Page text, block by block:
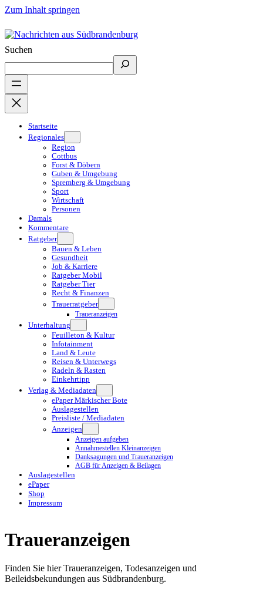
Zum Inhalt springen
Suchen
Startseite
Regionales
Region
Cottbus
Forst & Döbern
Guben & Umgebung
Spremberg & Umgebung
Sport
Wirtschaft
Personen
Damals
Kommentare
Ratgeber
Bauen & Leben
Gesundheit
Job & Karriere
Ratgeber Mobil
Ratgeber Tier
Recht & Finanzen
Trauerratgeber
Traueranzeigen
Unterhaltung
Feuilleton & Kultur
Infotainment
Land & Leute
Reisen & Unterwegs
Radeln & Rasten
Einkehrtipp
Verlag & Mediadaten
ePaper Märkischer Bote
Auslagestellen
Preisliste / Mediadaten
Anzeigen
Anzeigen aufgeben
Annahmestellen Kleinanzeigen
Danksagungen und Traueranzeigen
AGB für Anzeigen & Beilagen
Auslagestellen
ePaper
Shop
Impressum
Traueranzeigen
Finden Sie hier Traueranzeigen, Todesanzeigen und
Beileidsbekundungen aus Südbrandenburg.